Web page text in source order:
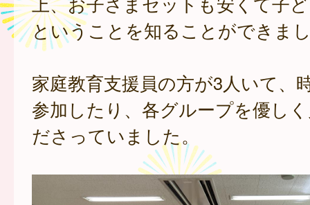
ということを知ることができま
家庭教育支援員の方が3人いて、
参加したり、各グループを優し
ださっていました。